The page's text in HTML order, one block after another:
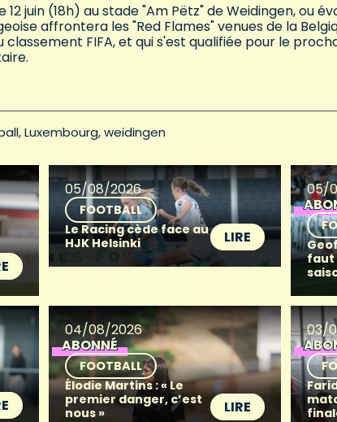
juin (18h) au stade "Am Pëtz" de Weidingen, ou
affrontera les "Red Flames" venues de la
classement FIFA, et qui s'est qualifiée pour le
Luxembourg weidingen
05/08/2026
FOOTBALL
Le Racing cède face au
HJK Helsinki
LIRE
05/
faut
04/08/2026
ABONNÉ
FOOTBALL
Élodie Martins : « Le
premier danger, c’est
nous »
LIRE
03/